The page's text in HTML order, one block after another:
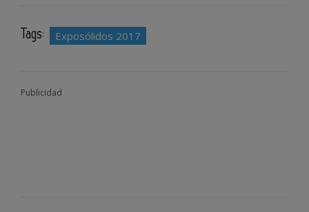
Tags: Exposólidos 2017
Publicidad